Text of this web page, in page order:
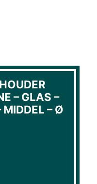
– GLAS –
MIDDEL – Ø